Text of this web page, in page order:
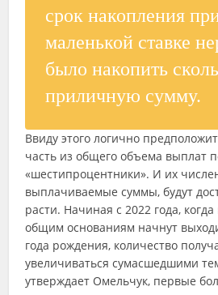
срок накопления
маленькой ставке
было накопить
приличную сумму.
Ввиду этого логично
часть из общего объема выплат
«шестипроцентники». И их
выплачиваемые суммы, будут
расти. Начиная с 2022 года,
общим основаниям начнут
года рождения, количество
увеличиваться сумасшедшими
утверждает Омельчук, первые